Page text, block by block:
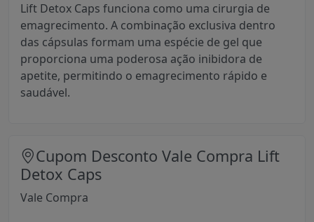
Lift Detox Caps funciona como uma cirurgia de
emagrecimento. A combinação exclusiva dentro
das cápsulas formam uma espécie de gel que
proporciona uma poderosa ação inibidora de
apetite, permitindo o emagrecimento rápido e
saudável.
Cupom Desconto Vale Compra Lift
Detox Caps
Vale Compra